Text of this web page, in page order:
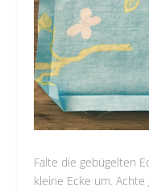
Falte die gebügelten
kleine Ecke um.